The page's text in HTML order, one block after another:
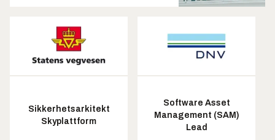
Sikkerhetsarkitekt
Skyplattform
Software Asset
Management (SAM)
Lead